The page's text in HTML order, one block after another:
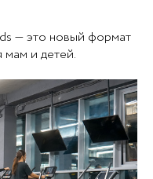
— это новый формат
мам и детей.